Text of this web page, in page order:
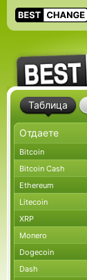
Таблица
Bitcoin
Bitcoin Cash
Ethereum
Litecoin
XRP
Monero
Dogecoin
Dash